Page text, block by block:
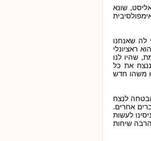
שונא
לה שאנחנו
ראציונלי
שהיו לנו
את כל
משהו חדש
לנצח
אחרים.
לעשות
שיחות